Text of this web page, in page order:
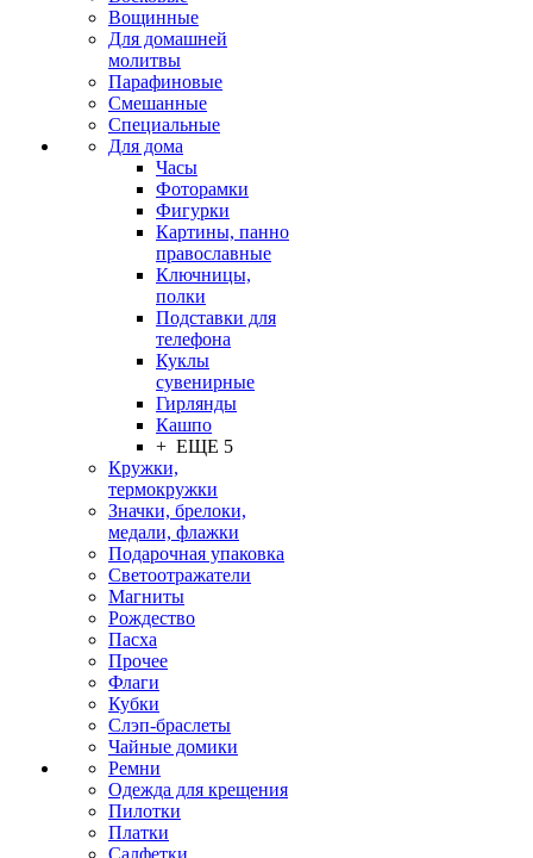
Вощинные
Для домашней
молитвы
Парафиновые
Смешанные
Специальные
Для дома
Часы
Фоторамки
Фигурки
Картины, панно
православные
Ключницы,
полки
Подставки для
телефона
Куклы
сувенирные
Гирлянды
Кашпо
+ ЕЩЕ 5
Кружки,
термокружки
Значки, брелоки,
медали, флажки
Подарочная упаковка
Светоотражатели
Магниты
Рождество
Пасха
Прочее
Флаги
Кубки
Слэп-браслеты
Чайные домики
Ремни
Одежда для крещения
Пилотки
Платки
Салфетки